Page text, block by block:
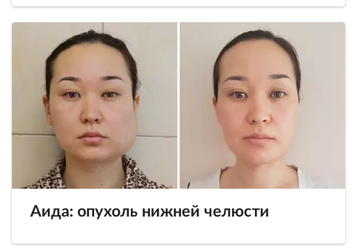
Аида: опухоль нижней челюсти